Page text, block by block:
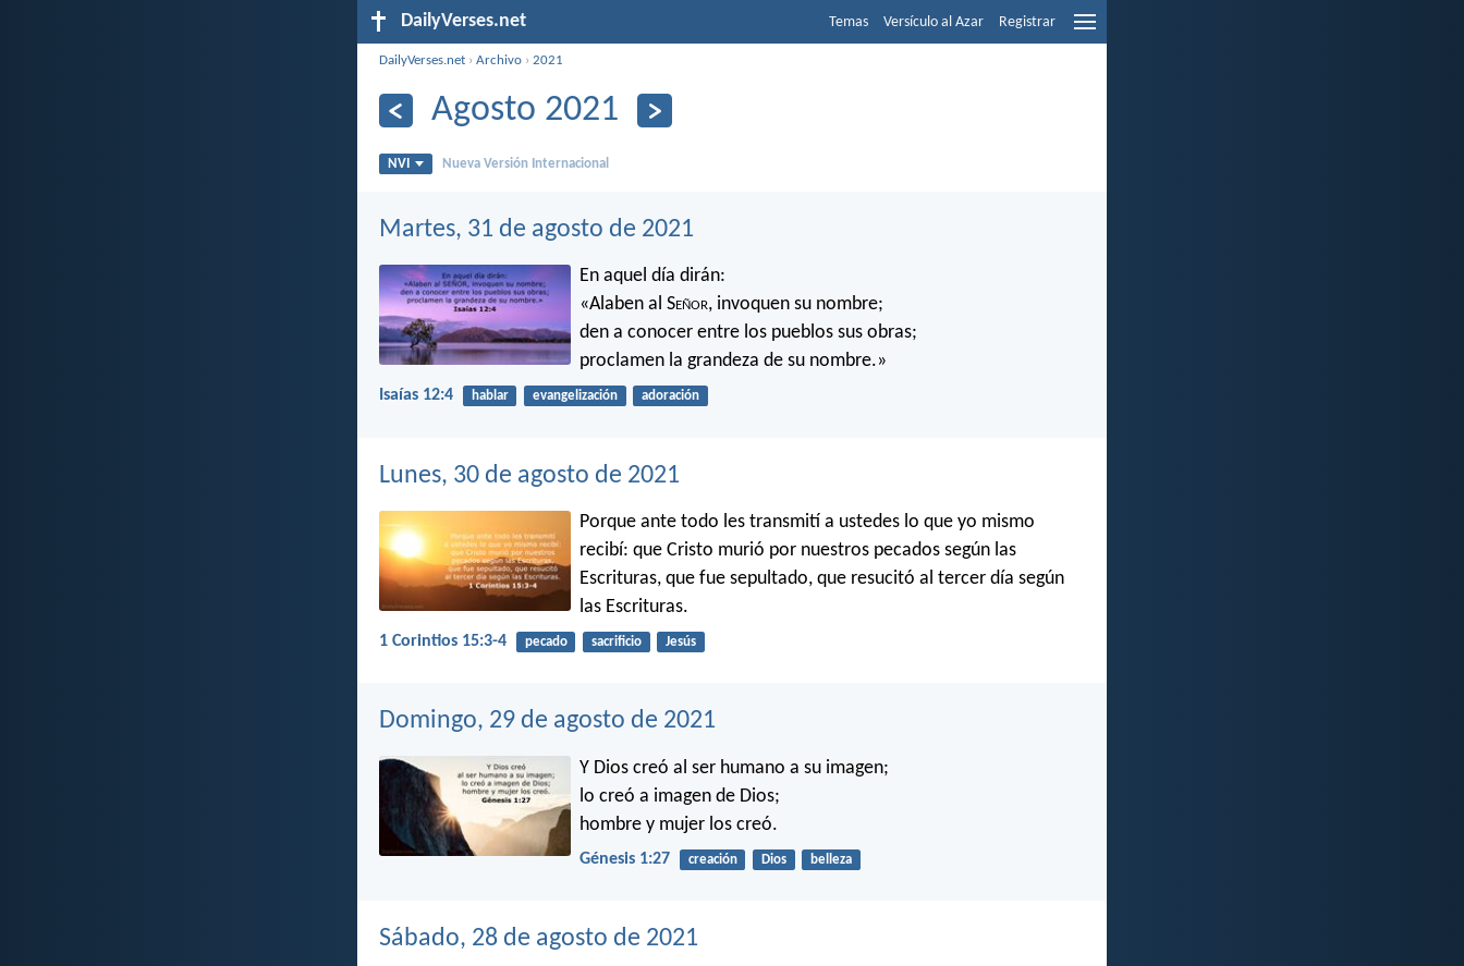
DailyVerses.net Temas Versículo al Azar Registrar
DailyVerses.net ›Archivo ›2021
Agosto 2021
NVI Nueva Versión Internacional
Martes, 31 de agosto de 2021
En aquel día dirán:
«Alaben al Señor, invoquen su nombre;
den a conocer entre los pueblos sus obras;
proclamen la grandeza de su nombre.»
Isaías 12:4 hablar evangelización adoración
Lunes, 30 de agosto de 2021
Porque ante todo les transmití a ustedes lo que yo mismo
recibí: que Cristo murió por nuestros pecados según las
Escrituras, que fue sepultado, que resucitó al tercer día según
las Escrituras.
1 Corintios 15:3-4 pecado sacrificio Jesús
Domingo, 29 de agosto de 2021
Y Dios creó al ser humano a su imagen;
lo creó a imagen de Dios;
hombre y mujer los creó.
Génesis 1:27 creación Dios belleza
Sábado, 28 de agosto de 2021